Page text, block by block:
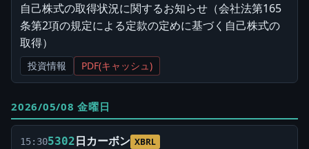
自己株式の取得状況に関するお知らせ（会社法第165
条第2項の規定による定款の定めに基づく自己株式の
取得）
投資情報 PDF(キャッシュ)
2026/05/08 金曜日
15:305302日カーボン XBRL